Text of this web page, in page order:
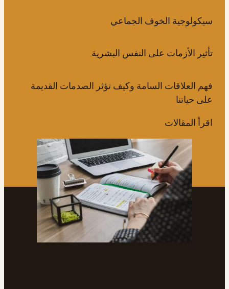
سيكولوجية الخوف الجماعي
تأثير الأزمات على النفس البشرية
فهم العلاقات السامة وكيف تؤثر الصدمات القديمة
على حياتنا
اقرأ المقالات